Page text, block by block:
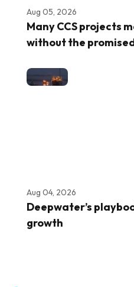
Aug 05, 2026
Many CCS projects
without the
Aug 04, 2026
Deepwater’s
growth